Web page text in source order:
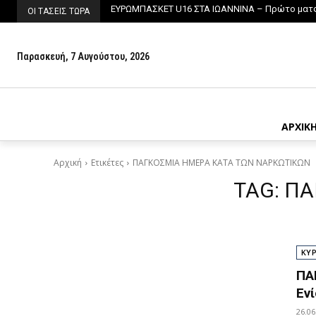
ΟΙ ΤΑΣΕΙΣ ΤΩΡΑ ΕΥΡΩΜΠΑΣΚΕΤ U16 ΣΤΑ ΙΩΑΝΝΙΝΑ – Πρώτο ματς
Παρασκευή, 7 Αυγούστου, 2026
Αρχική Ετικέτες ΠΑΓΚΟΣΜΙΑ ΗΜΕΡΑ ΚΑΤΑ ΤΩΝ ΝΑΡΚΩΤΙΚΩΝ
TAG: